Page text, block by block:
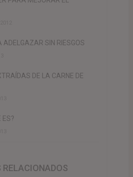
ADELGAZAR SIN RIESGOS
DE LA CARNE DE
ES?
RELACIONADOS